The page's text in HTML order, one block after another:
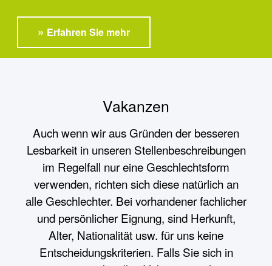
Erfahren Sie mehr
Vakanzen
Auch wenn wir aus Gründen der besseren
Lesbarkeit in unseren Stellenbeschreibungen
im Regelfall nur eine Geschlechtsform
verwenden, richten sich diese natürlich an
alle Geschlechter. Bei vorhandener fachlicher
und persönlicher Eignung, sind Herkunft,
Alter, Nationalität usw. für uns keine
Entscheidungskriterien. Falls Sie sich in